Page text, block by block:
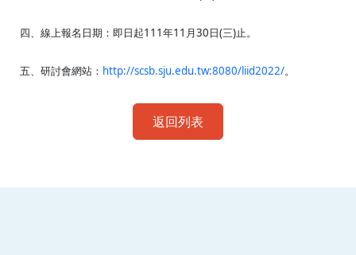
四、線上報名日期：即日起111年11月30日(三)止。
五、研討會網站： http://scsb.sju.edu.tw:8080/liid2022/。
返回列表